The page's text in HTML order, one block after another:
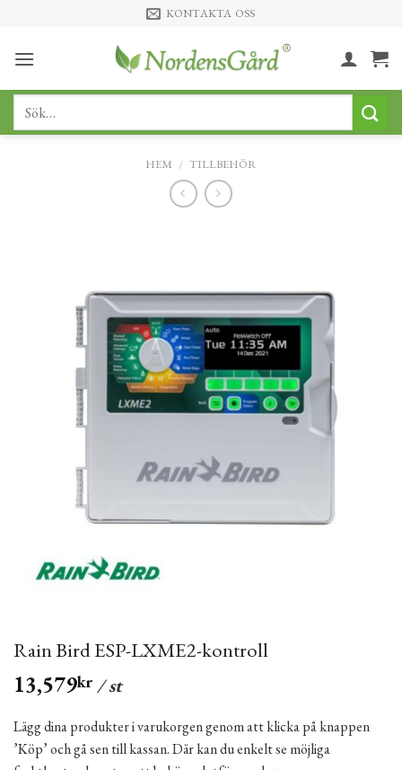
content
KONTAKTA OSS
Sök
HEM / TILLBEHÖR
Rain Bird ESP-LXME2-kontroll
13,579kr / st
Lägg dina produkter i varukorgen genom att klicka på knappen
’Köp’ och gå sen till kassan. Där kan du enkelt se möjliga